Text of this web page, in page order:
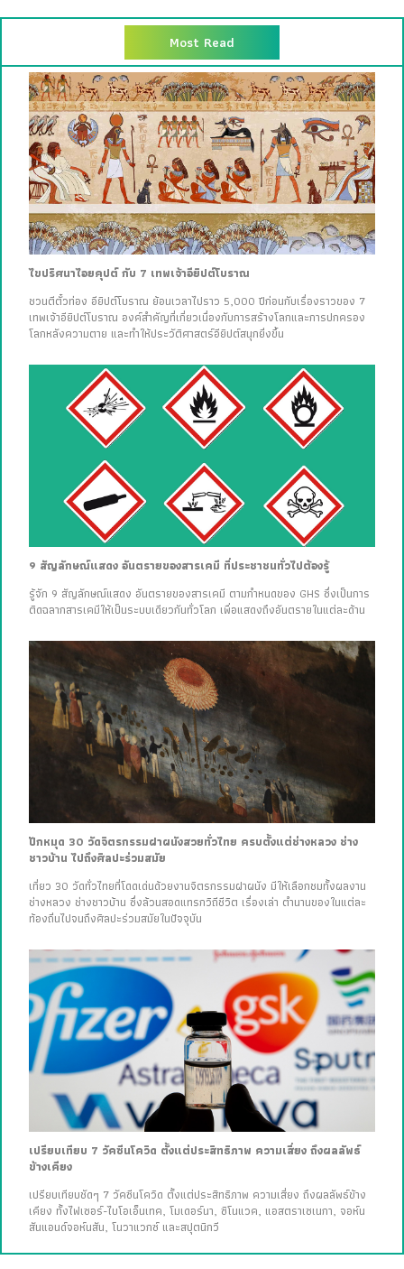
Most Read
ไขปริศนาไอยคุปต์ กับ 7 เทพเจ้าอียิปต์โบราณ
ชวนตีตั๋วท่อง อียิปต์โบราณ ย้อนเวลาไปราว 5,000 ปีก่อนกับเรื่องราวของ 7
เทพเจ้าอียิปต์โบราณ องค์สำคัญที่เกี่ยวเนื่องกับการสร้างโลกและการปกครอง
โลกหลังความตาย และทำให้ประวัติศาสตร์อียิปต์สนุกยิ่งขึ้น
9 สัญลักษณ์แสดง อันตรายของสารเคมี ที่ประชาชนทั่วไปต้องรู้
รู้จัก 9 สัญลักษณ์แสดง อันตรายของสารเคมี ตามกำหนดของ GHS ซึ่งเป็นการ
ติดฉลากสารเคมีให้เป็นระบบเดียวกันทั่วโลก เพื่อแสดงถึงอันตรายในแต่ละด้าน
ปักหมุด 30 วัดจิตรกรรมฝาผนังสวยทั่วไทย ครบตั้งแต่ช่างหลวง ช่าง
ชาวบ้าน ไปถึงศิลปะร่วมสมัย
เที่ยว 30 วัดทั่วไทยที่โดดเด่นด้วยงานจิตรกรรมฝาผนัง มีให้เลือกชมทั้งผลงาน
ช่างหลวง ช่างชาวบ้าน ซึ่งล้วนสอดแทรกวิถีชีวิต เรื่องเล่า ตำนานของในแต่ละ
ท้องถิ่นไปจนถึงศิลปะร่วมสมัยในปัจจุบัน
เปรียบเทียบ 7 วัคซีนโควิด ตั้งแต่ประสิทธิภาพ ความเสี่ยง ถึงผลลัพธ์
ข้างเคียง
เปรียบเทียบชัดๆ 7 วัคซีนโควิด ตั้งแต่ประสิทธิภาพ ความเสี่ยง ถึงผลลัพธ์ข้าง
เคียง ทั้งไฟเซอร์-ไบโอเอ็นเทค, โมเดอร์นา, ซิโนแวค, แอสตราเซเนกา, จอห์น
สันแอนด์จอห์นสัน, โนวาแวกซ์ และสปุตนิกวี